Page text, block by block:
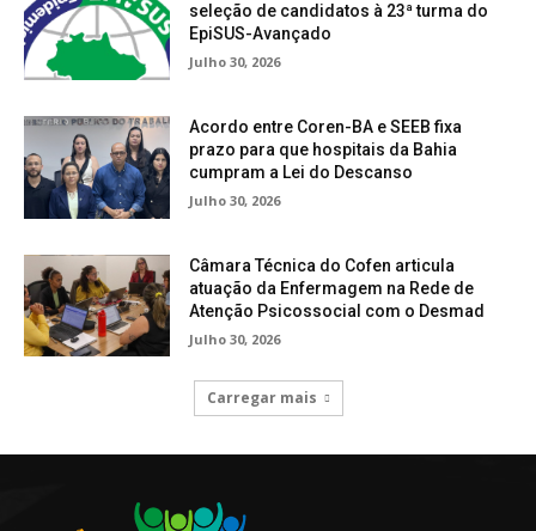
seleção de candidatos à 23ª turma do
EpiSUS-Avançado
Julho 30, 2026
Acordo entre Coren-BA e SEEB fixa
prazo para que hospitais da Bahia
cumpram a Lei do Descanso
Julho 30, 2026
Câmara Técnica do Cofen articula
atuação da Enfermagem na Rede de
Atenção Psicossocial com o Desmad
Julho 30, 2026
Carregar mais